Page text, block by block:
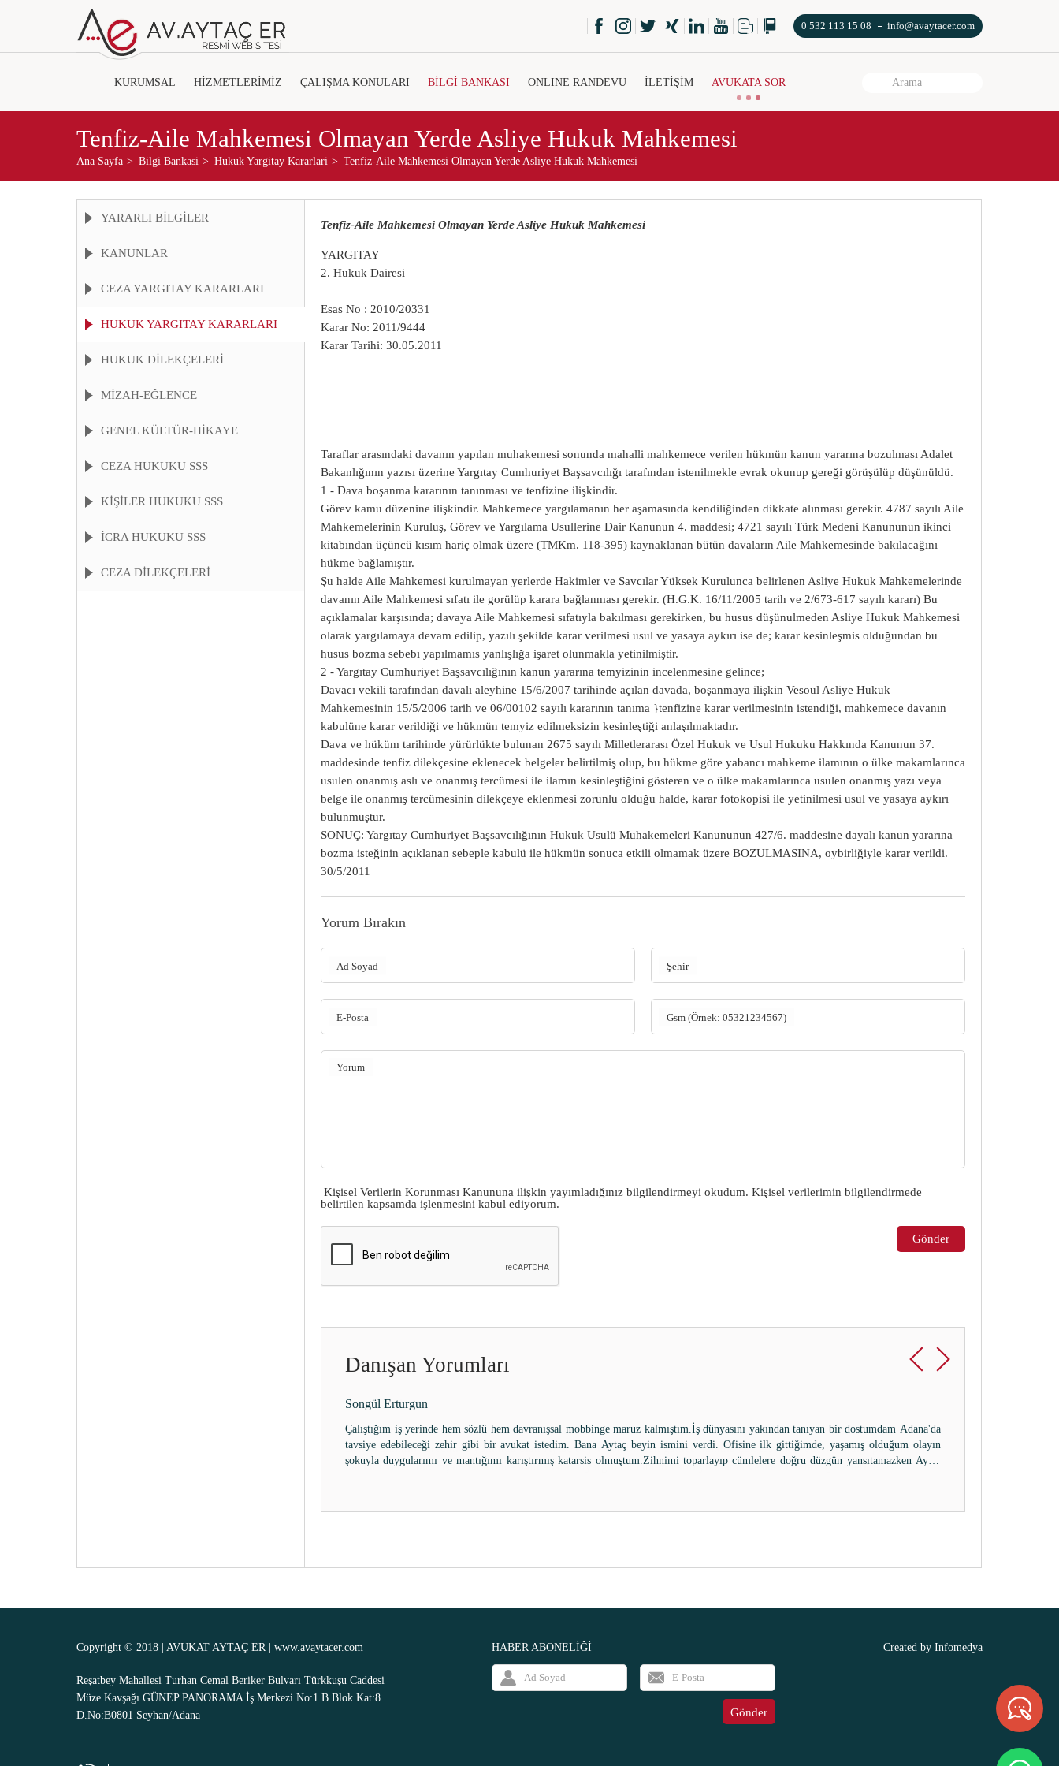
0 532 113 15 08 info@avaytacer.com
KURUMSAL HİZMETLERİMİZ ÇALIŞMA KONULARI BİLGİ BANKASI ONLINE RANDEVU İLETİŞİM AVUKATA SOR
Tenfiz-Aile Mahkemesi Olmayan Yerde Asliye Hukuk Mahkemesi
Ana Sayfa Bilgi Bankasi Hukuk Yargitay Kararlari Tenfiz-Aile Mahkemesi Olmayan Yerde Asliye Hukuk Mahkemesi
Tenfiz-Aile Mahkemesi Olmayan Yerde Asliye Hukuk Mahkemesi
YARGITAY
2. Hukuk Dairesi
Esas No : 2010/20331
Karar No: 2011/9444
Karar Tarihi: 30.05.2011
Taraflar arasındaki davanın yapılan muhakemesi sonunda mahalli mahkemece verilen hükmün kanun yararına bozulması Adalet
Bakanlığının yazısı üzerine Yargıtay Cumhuriyet Başsavcılığı tarafından istenilmekle evrak okunup gereği görüşülüp düşünüldü.
1 - Dava boşanma kararının tanınması ve tenfizine ilişkindir.
Görev kamu düzenine ilişkindir. Mahkemece yargılamanın her aşamasında kendiliğinden dikkate alınması gerekir. 4787 sayılı Aile
Mahkemelerinin Kuruluş, Görev ve Yargılama Usullerine Dair Kanunun 4. maddesi; 4721 sayılı Türk Medeni Kanununun ikinci
kitabından üçüncü kısım hariç olmak üzere (TMKm. 118-395) kaynaklanan bütün davaların Aile Mahkemesinde bakılacağını
hükme bağlamıştır.
Şu halde Aile Mahkemesi kurulmayan yerlerde Hakimler ve Savcılar Yüksek Kurulunca belirlenen Asliye Hukuk Mahkemelerinde
davanın Aile Mahkemesi sıfatı ile gorülüp karara bağlanması gerekir. (H.G.K. 16/11/2005 tarih ve 2/673-617 sayılı kararı) Bu
açıklamalar karşısında; davaya Aile Mahkemesi sıfatıyla bakılması gerekirken, bu husus düşünulmeden Asliye Hukuk Mahkemesi
olarak yargılamaya devam edilip, yazılı şekilde karar verilmesi usul ve yasaya aykırı ise de; karar kesinleşmis olduğundan bu
husus bozma sebebı yapılmamıs yanlışlığa işaret olunmakla yetinilmiştir.
2 - Yargıtay Cumhuriyet Başsavcılığının kanun yararına temyizinin incelenmesine gelince;
Davacı vekili tarafından davalı aleyhine 15/6/2007 tarihinde açılan davada, boşanmaya ilişkin Vesoul Asliye Hukuk
Mahkemesinin 15/5/2006 tarih ve 06/00102 sayılı kararının tanıma }tenfizine karar verilmesinin istendiği, mahkemece davanın
kabulüne karar verildiği ve hükmün temyiz edilmeksizin kesinleştiği anlaşılmaktadır.
Dava ve hüküm tarihinde yürürlükte bulunan 2675 sayılı Milletlerarası Özel Hukuk ve Usul Hukuku Hakkında Kanunun 37.
maddesinde tenfiz dilekçesine eklenecek belgeler belirtilmiş olup, bu hükme göre yabancı mahkeme ilamının o ülke makamlarınca
usulen onanmış aslı ve onanmış tercümesi ile ilamın kesinleştiğini gösteren ve o ülke makamlarınca usulen onanmış yazı veya
belge ile onanmış tercümesinin dilekçeye eklenmesi zorunlu olduğu halde, karar fotokopisi ile yetinilmesi usul ve yasaya aykırı
bulunmuştur.
SONUÇ: Yargıtay Cumhuriyet Başsavcılığının Hukuk Usulü Muhakemeleri Kanununun 427/6. maddesine dayalı kanun yararına
bozma isteğinin açıklanan sebeple kabulü ile hükmün sonuca etkili olmamak üzere BOZULMASINA, oybirliğiyle karar verildi.
30/5/2011
Yorum Bırakın
Ad Soyad Şehir
E-Posta Gsm (Örnek: 05321234567)
Yorum
Kişisel Verilerin Korunması Kanununa ilişkin yayımladığınız bilgilendirmeyi okudum. Kişisel verilerimin bilgilendirmede
belirtilen kapsamda işlenmesini kabul ediyorum.
Gönder
Danışan Yorumları
Onur idiguk
Öncelik ile İngiltere’den saygilarim ile…….
Benim sikintili sürecimde yanimda olan Aytaç bey ve ekibinden gamze hanima çok teşekkür ederim aldigi paranin
hakkini veren bir. İnşan daha önce avukatlara onyargili bir tabum vardi yikmama vesile oldu tavsiye ederim..
YARARLI BİLGİLER
KANUNLAR
CEZA YARGITAY KARARLARI
HUKUK YARGITAY KARARLARI
HUKUK DİLEKÇELERİ
MİZAH-EĞLENCE
GENEL KÜLTÜR-HİKAYE
CEZA HUKUKU SSS
KIŞILER HUKUKU SSS
İCRA HUKUKU SSS
CEZA DİLEKÇELERİ
Copyright © 2018 | AVUKAT AYTAÇ ER | www.avaytacer.com
Reşatbey Mahallesi Turhan Cemal Beriker Bulvarı Türkkuşu Caddesi
Müze Kavşağı GÜNEP PANORAMA İş Merkezi No:1 B Blok Kat:8
D.No:B0801 Seyhan/Adana
HABER ABONELİĞİ
Gönder
Created by Infomedya